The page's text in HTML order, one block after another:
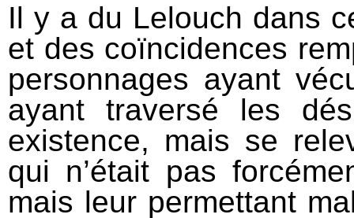
Il y a du Lelouch dans
et des coïncidences
personnages ayant
ayant traversé les
existence, mais se
qui n’était pas
mais leur permettant